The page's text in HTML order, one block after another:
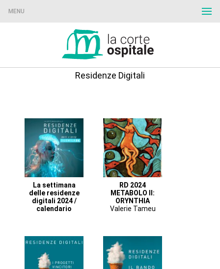
MENU
Residenze Digitali
La settimana
delle residenze
digitali 2024 /
calendario
RD 2024
METABOLO II:
ORYNTHIA
Valerie Tameu